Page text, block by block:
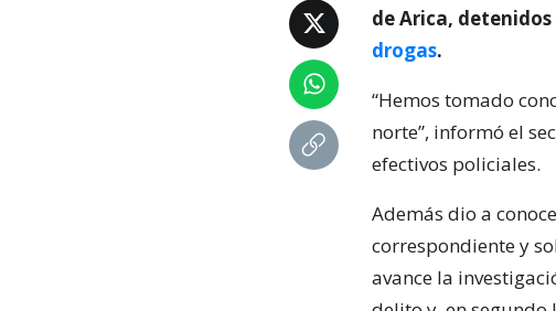
de Arica, detenidos
drogas.
“Hemos tomado
norte”, informó el
efectivos policiales.
Además dio a
correspondiente y
avance la